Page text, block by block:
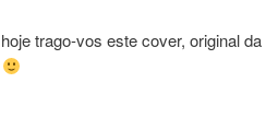
trago-vos este cover, original da